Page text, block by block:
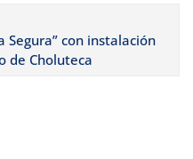
Segura” con instalación
de Choluteca